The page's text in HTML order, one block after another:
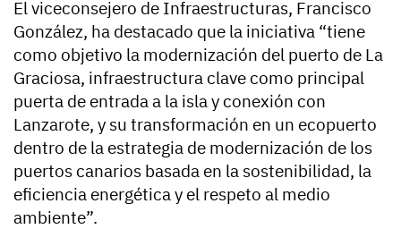
El viceconsejero de Infraestructuras, Francisco
González, ha destacado que la iniciativa “tiene
como objetivo la modernización del puerto de La
Graciosa, infraestructura clave como principal
puerta de entrada a la isla y conexión con
Lanzarote, y su transformación en un ecopuerto
dentro de la estrategia de modernización de los
puertos canarios basada en la sostenibilidad, la
eficiencia energética y el respeto al medio
ambiente”.